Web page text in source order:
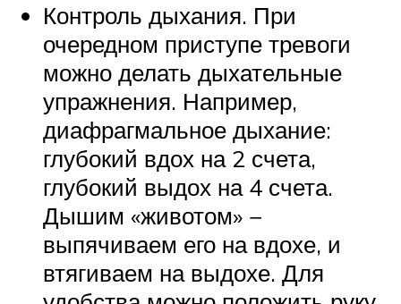
Контроль дыхания. При
очередном приступе тревоги
можно делать дыхательные
упражнения. Например,
диафрагмальное дыхание:
глубокий вдох на 2 счета,
глубокий выдох на 4 счета.
Дышим «животом» −
выпячиваем его на вдохе, и
втягиваем на выдохе. Для